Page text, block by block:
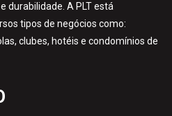
durabilidade. A PLT está
tipos de negócios como:
clubes, hotéis e condomínios de